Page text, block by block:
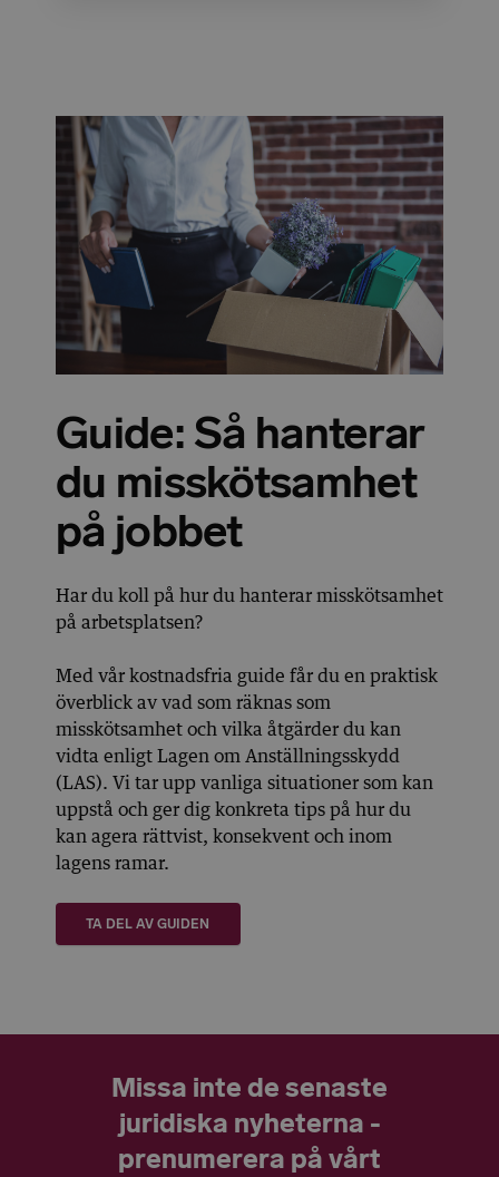
Guide: Så hanterar
du misskötsamhet
på jobbet
Har du koll på hur du hanterar misskötsamhet
på arbetsplatsen?
Med vår kostnadsfria guide får du en praktisk
överblick av vad som räknas som
misskötsamhet och vilka åtgärder du kan
vidta enligt Lagen om Anställningsskydd
(LAS). Vi tar upp vanliga situationer som kan
uppstå och ger dig konkreta tips på hur du
kan agera rättvist, konsekvent och inom
lagens ramar.
TA DEL AV GUIDEN
Missa inte de senaste
juridiska nyheterna -
prenumerera på vårt